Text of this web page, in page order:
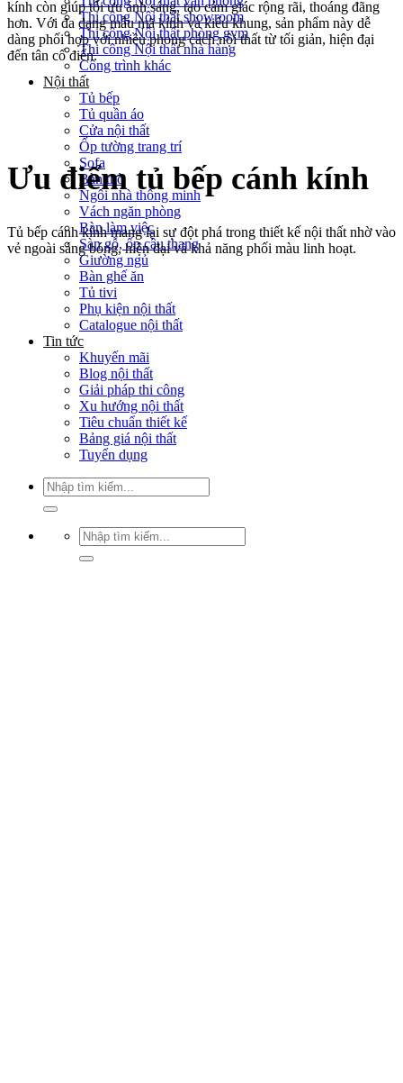
Thi công Nội thất showroom
Thi công Nội thất phòng gym
Thi công Nội thất nhà hàng
Công trình khác
Nội thất
Tủ bếp
Tủ quần áo
Cửa nội thất
Ốp tường trang trí
Sofa
Bàn thờ
Ngôi nhà thông minh
Vách ngăn phòng
Bàn làm việc
Sàn gỗ, ốp cầu thang
Giường ngủ
Bàn ghế ăn
Tủ tivi
Phụ kiện nội thất
Catalogue nội thất
Tin tức
Khuyến mãi
Blog nội thất
Giải pháp thi công
Xu hướng nội thất
Tiêu chuẩn thiết kế
Bảng giá nội thất
Tuyển dụng
Tìm
kiếm:
Tìm
kiếm:
kính còn giúp tối ưu ánh sáng, tạo cảm giác rộng rãi, thoáng đãng
hơn. Với đa dạng mẫu mã kính và kiểu khung, sản phẩm này dễ
dàng phối hợp với nhiều phong cách nội thất từ tối giản, hiện đại
đến tân cổ điển.
Ưu điểm tủ bếp cánh kính
Tủ bếp cánh kính mang lại sự đột phá trong thiết kế nội thất nhờ vào
vẻ ngoài sáng bóng, hiện đại và khả năng phối màu linh hoạt.